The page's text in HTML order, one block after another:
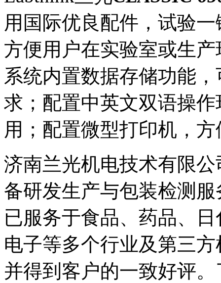
用国际优良配件，试验
方便用户在实验室或生
系统内置数据存储功能
求；配置中英文双语操
用；配置微型打印机，
济南兰光机电技术有限
备研发生产与包装检测
已服务于食品、药品、
电子等多个行业及第三
并得到客户的一致好评